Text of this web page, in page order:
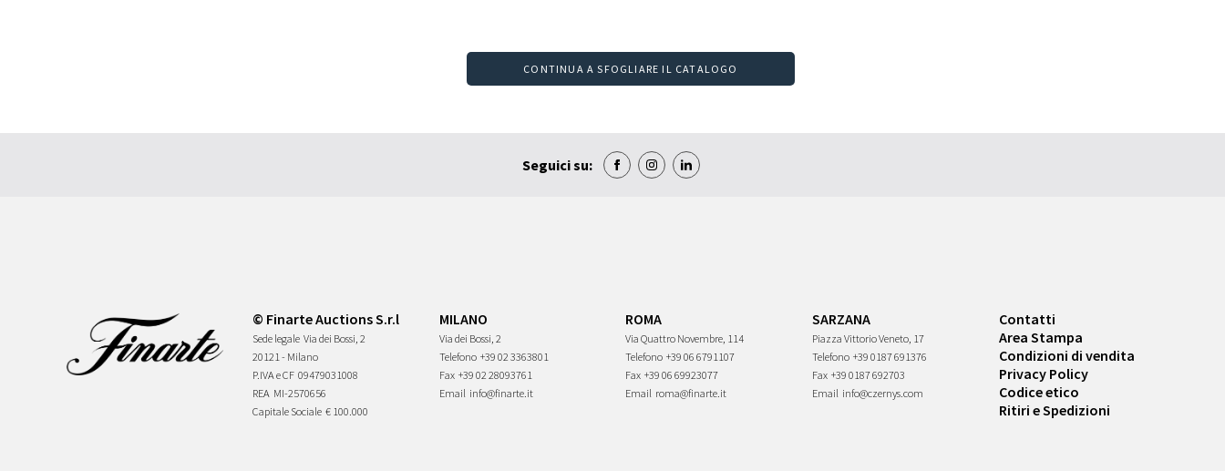
CONTINUA A SFOGLIARE IL CATALOGO
Seguici su:
© Finarte Auctions S.r.l
Sede legale Via dei Bossi, 2
20121 - Milano
P.IVA e CF 09479031008
REA MI-2570656
Capitale Sociale € 100.000
MILANO
Via dei Bossi, 2
Telefono +39 02 3363801
Fax +39 02 28093761
Email info@finarte.it
ROMA
Via Quattro Novembre, 114
Telefono +39 06 6791107
Fax +39 06 69923077
Email roma@finarte.it
SARZANA
Piazza Vittorio Veneto, 17
Telefono +39 0187 691376
Fax +39 0187 692703
Email info@czernys.com
Contatti
Area Stampa
Condizioni di vendita
Privacy Policy
Codice etico
Ritiri e Spedizioni